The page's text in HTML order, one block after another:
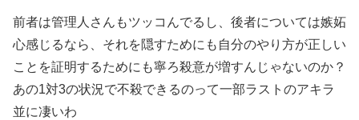
前者は管理人さんもツッコんでるし、後者については嫉妬
心感じるなら、それを隠すためにも自分のやり方が正しい
ことを証明するためにも寧ろ殺意が増すんじゃないのか？
あの1対3の状況で不殺できるのって一部ラストのアキラ
並に凄いわ